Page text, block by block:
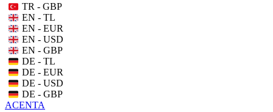
TR - GBP
EN - TL
EN - EUR
EN - USD
EN - GBP
DE - TL
DE - EUR
DE - USD
DE - GBP
ACENTA